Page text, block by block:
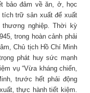
bảo đảm về ăn, ở, học
tích trữ sản xuất để xuất
nghiệp. Thời kỳ
trong hoàn cảnh phải
Chủ tịch Hồ Chí Minh
phát huy sức mạnh
vụ “Vừa kháng chiến,
trước hết phải động
thực hành tiết kiệm.